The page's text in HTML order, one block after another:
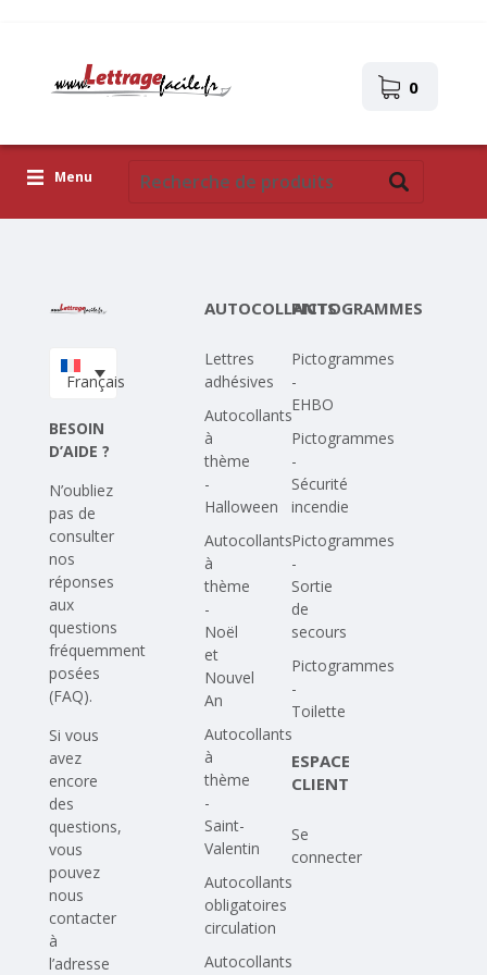
0
Menu
Téléchargez votre propre conception
Français
BESOIN
D’AIDE ?
N’oubliez
pas de
consulter
nos
réponses
aux
questions
fréquemment
posées
(FAQ).
Si vous
avez
encore
des
questions,
vous
pouvez
nous
contacter
à
l’adresse
AUTOCOLLANTS
Lettres
adhésives
Autocollants
à
thème
-
Halloween
Autocollants
à
thème
-
Noël
et
Nouvel
An
Autocollants
à
thème
-
Saint-
Valentin
Autocollants
obligatoires
circulation
Autocollants
PICTOGRAMMES
Pictogrammes
-
EHBO
Pictogrammes
-
Sécurité
incendie
Pictogrammes
-
Sortie
de
secours
Pictogrammes
-
Toilette
ESPACE
CLIENT
Se
connecter